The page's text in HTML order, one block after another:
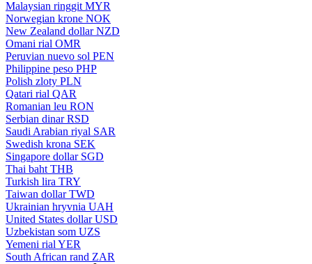
Malaysian ringgit MYR
Norwegian krone NOK
New Zealand dollar NZD
Omani rial OMR
Peruvian nuevo sol PEN
Philippine peso PHP
Polish zloty PLN
Qatari rial QAR
Romanian leu RON
Serbian dinar RSD
Saudi Arabian riyal SAR
Swedish krona SEK
Singapore dollar SGD
Thai baht THB
Turkish lira TRY
Taiwan dollar TWD
Ukrainian hryvnia UAH
United States dollar USD
Uzbekistan som UZS
Yemeni rial YER
South African rand ZAR